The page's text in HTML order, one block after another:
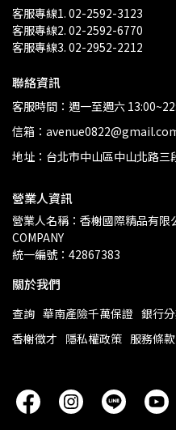
客服專線1. 02-2592-3123
客服專線2. 02-2592-6770
客服專線3. 02-2952-2212
聯絡資訊
客服時間：週一至週六
信箱：
地址：台北市中山區中山北路三
營業人資訊
營業人名稱：香榭國際精品有限
COMPANY
統一編號：42867383
關於我們
查詢 華南產險千萬保證 銀行
香榭徵才 隱私權政策 服務條款